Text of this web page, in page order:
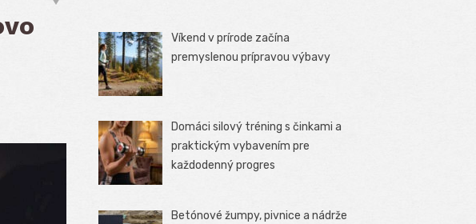
Víkend v prírode začína
premyslenou prípravou výbavy
Domáci silový tréning s činkami a
praktickým vybavením pre
každodenný progres
Betónové žumpy, pivnice a nádrže